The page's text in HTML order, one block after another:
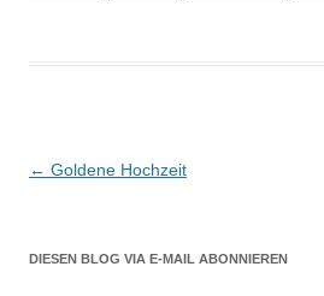
Beitragsnavigation
← Goldene Hochzeit
DIESEN BLOG VIA E-MAIL ABONNIEREN